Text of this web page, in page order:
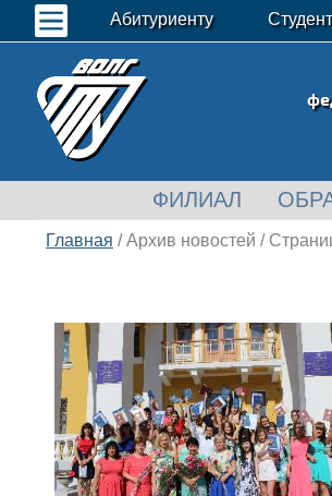
Абитуриенту
ФИЛИАЛ
Главная / Архив новостей /